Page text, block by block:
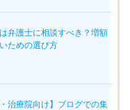
弁護士に相談すべき？増額
ための選び方
治療院向け】ブログでの集